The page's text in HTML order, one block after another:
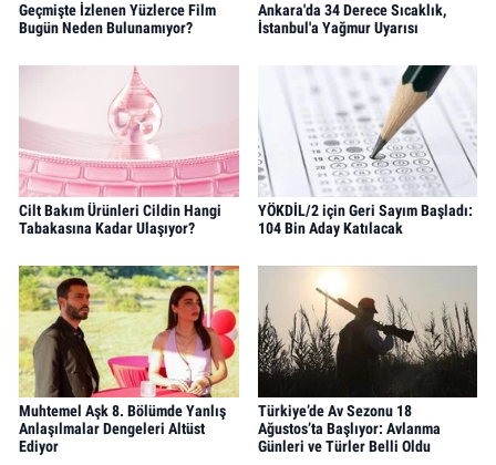
Geçmişte İzlenen Yüzlerce Film
Bugün Neden Bulunamıyor?
Ankara'da 34 Derece Sıcaklık,
İstanbul'a Yağmur Uyarısı
Cilt Bakım Ürünleri Cildin Hangi
Tabakasına Kadar Ulaşıyor?
YÖKDİL/2 için Geri Sayım Başladı:
104 Bin Aday Katılacak
Muhtemel Aşk 8. Bölümde Yanlış
Anlaşılmalar Dengeleri Altüst
Ediyor
Türkiye’de Av Sezonu 18
Ağustos’ta Başlıyor: Avlanma
Günleri ve Türler Belli Oldu